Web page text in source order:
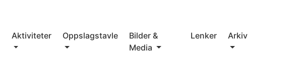
Aktiviteter Oppslagstavle
Bilder &
Media
Lenker Arkiv